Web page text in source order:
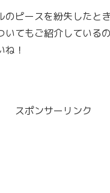
のピースを紛失したと
いてもご紹介している
！
スポンサーリンク